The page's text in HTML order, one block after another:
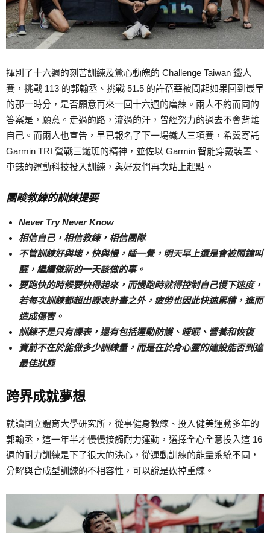
揮別了十六週的刻苦訓練及驚心動魄的 Challenge Taiwan 鐵人
賽，挑戰 113 的郭翰丞、挑戰 51.5 的許蓓華被問起如果回到最早
的那一時分，是否願意再來一回十六週的磨練。兩人不約而同的
答案是，願意。走過的路，流過的汗，曾經努力的過去不會背離
自己。而兩人也宣告，早已報名了下一場鐵人三項賽，希冀寄託
Garmin TRI 營戰三鐵班的精神，並佐以 Garmin 智能穿戴裝置、
車錶的運動科技投入訓練，與好友們再次站上起點。
團畯教練的訓練提要
Never Try Never Know
相信自己，相信教練，相信團隊
不管訓練好與壞，快與慢，睡一覺，明天早上還是會被鬧鐘叫
醒，繼續做新的一天該做的事。
要跑快的時候要快得起來，而慢跑時就得控制自己慢下速度，
若每次訓練都超出課表計畫之外，疲勞也因此快速累積，進而
造成傷害。
訓練不是只有課表，還有包括運動防護、睡眠、營養和恢復
賽前不在於能做多少訓練量，而是在於身心靈的建設能否到達
最佳狀態
跨界成就夢想
就讀國立體育大學研究所，從事健身教練、投入健美運動多年的
郭翰丞，這一年半才慢慢接觸耐力運動，選擇全心全意投入這 16
週的耐力訓練是下了很大的決心，從運動訓練的能量系統不同，
分解與合成型訓練的不相容性，可以說是砍掉重練。